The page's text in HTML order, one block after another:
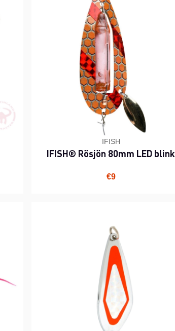
IFISH
IFISH® Rösjön 80mm LED blink
€9